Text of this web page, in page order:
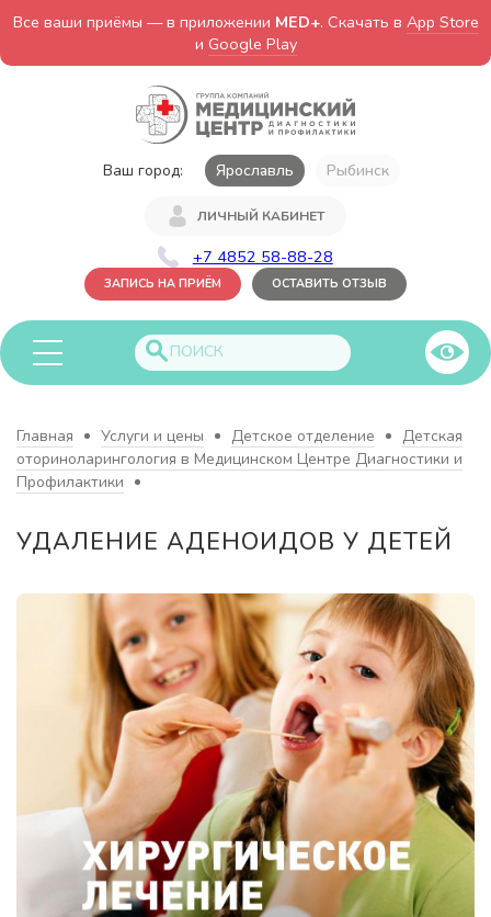
Все ваши приёмы — в приложении MED+. Скачать в App Store
и Google Play
Ваш город: Ярославль Рыбинск
ЛИЧНЫЙ КАБИНЕТ
+7 4852 58-88-28
ЗАПИСЬ НА ПРИЁМ ОСТАВИТЬ ОТЗЫВ
Главная Услуги и цены Детское отделение
Детская
оториноларингология в Медицинском Центре Диагностики и
Профилактики
УДАЛЕНИЕ АДЕНОИДОВ У ДЕТЕЙ